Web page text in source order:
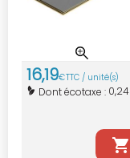
16,19€TTC / unité(s)
Dont écotaxe : 0,24